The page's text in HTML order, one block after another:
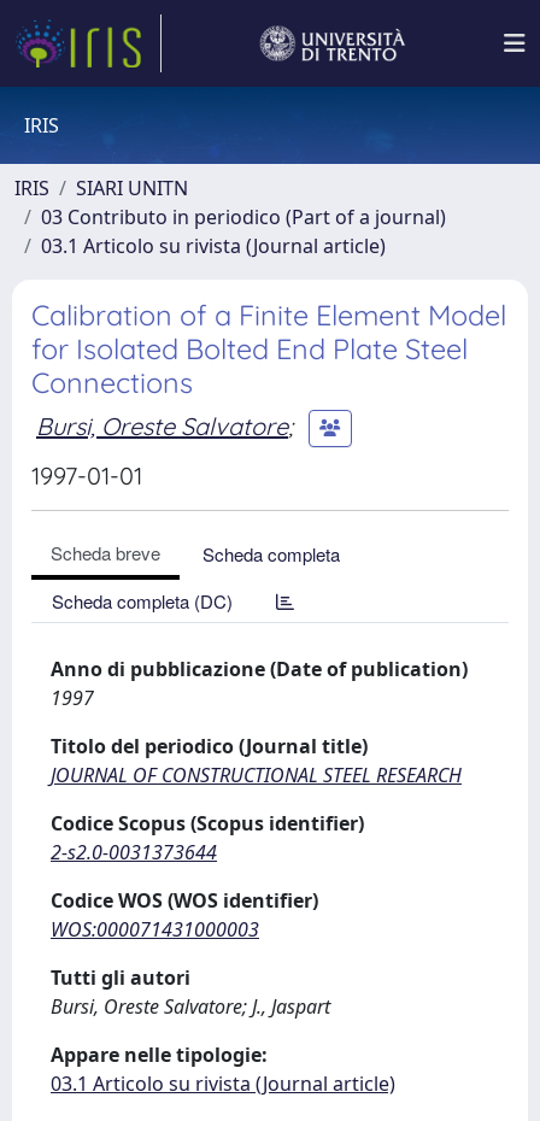
IRIS
IRIS
SIARI UNITN
03 Contributo in periodico (Part of a journal)
03.1 Articolo su rivista (Journal article)
Calibration of a Finite Element Model
for Isolated Bolted End Plate Steel
Connections
Bursi, Oreste Salvatore;
1997-01-01
Scheda breve
Scheda completa
Scheda completa (DC)
Anno di pubblicazione (Date of publication)
1997
Titolo del periodico (Journal title)
JOURNAL OF CONSTRUCTIONAL STEEL RESEARCH
Codice Scopus (Scopus identifier)
2-s2.0-0031373644
Codice WOS (WOS identifier)
WOS:000071431000003
Tutti gli autori
Bursi, Oreste Salvatore; J., Jaspart
Appare nelle tipologie:
03.1 Articolo su rivista (Journal article)